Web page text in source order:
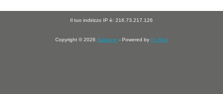
Il tuo indirizzo IP è: 216.73.217.126
Copyright © 2026 Balancer - Powered by Pc Run